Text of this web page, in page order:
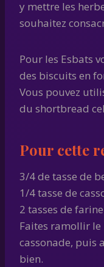
y mettre les
souhaitez
Pour les Esbats
des biscuits en
Vous pouvez
du shortbread
Pour cette
3/4 de tasse de
1/4 tasse de
2 tasses de
Faites ramollir le
cassonade, puis
bien.